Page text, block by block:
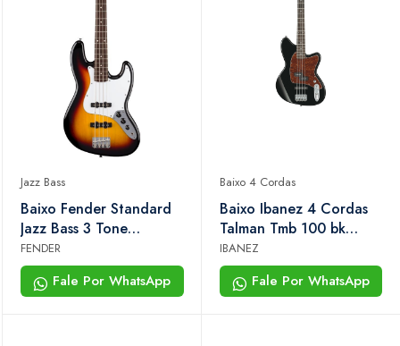
Jazz Bass
Baixo Fender Standard
Jazz Bass 3 Tone
Sunburst
FENDER
Fale Por WhatsApp
Baixo 4 Cordas
Baixo Ibanez 4 Cordas
Talman Tmb 100 bk
Black
IBANEZ
Fale Por WhatsApp